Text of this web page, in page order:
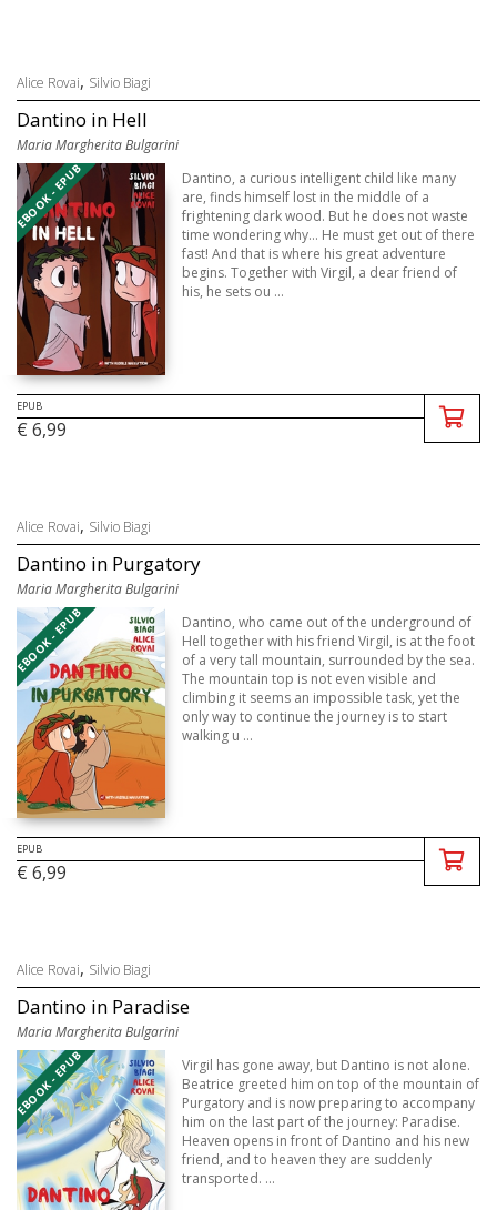
Alice Rovai, Silvio Biagi
Dantino in Hell
Maria Margherita Bulgarini
EBOOK - EPUB
Dantino, a curious intelligent child like many
are, finds himself lost in the middle of a
frightening dark wood. But he does not waste
time wondering why… He must get out of there
fast! And that is where his great adventure
begins. Together with Virgil, a dear friend of
his, he sets ou ...
EPUB
€ 6,99
Alice Rovai, Silvio Biagi
Dantino in Purgatory
Maria Margherita Bulgarini
EBOOK - EPUB
Dantino, who came out of the underground of
Hell together with his friend Virgil, is at the foot
of a very tall mountain, surrounded by the sea.
The mountain top is not even visible and
climbing it seems an impossible task, yet the
only way to continue the journey is to start
walking u ...
EPUB
€ 6,99
Alice Rovai, Silvio Biagi
Dantino in Paradise
Maria Margherita Bulgarini
EBOOK - EPUB
Virgil has gone away, but Dantino is not alone.
Beatrice greeted him on top of the mountain of
Purgatory and is now preparing to accompany
him on the last part of the journey: Paradise.
Heaven opens in front of Dantino and his new
friend, and to heaven they are suddenly
transported. ...